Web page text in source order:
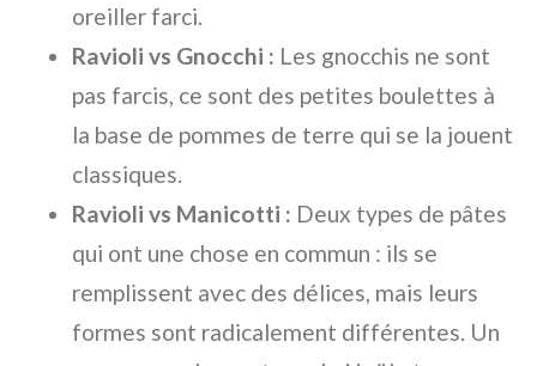
oreiller farci.
Ravioli vs Gnocchi : Les gnocchis ne sont
pas farcis, ce sont des petites boulettes à
la base de pommes de terre qui se la jouent
classiques.
Ravioli vs Manicotti : Deux types de pâtes
qui ont une chose en commun : ils se
remplissent avec des délices, mais leurs
formes sont radicalement différentes. Un